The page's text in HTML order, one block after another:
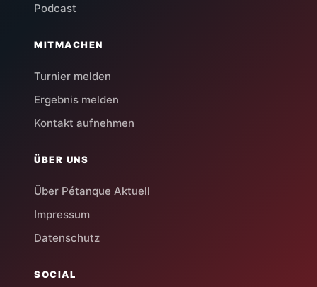
Podcast
MITMACHEN
Turnier melden
Ergebnis melden
Kontakt aufnehmen
ÜBER UNS
Über Pétanque Aktuell
Impressum
Datenschutz
SOCIAL